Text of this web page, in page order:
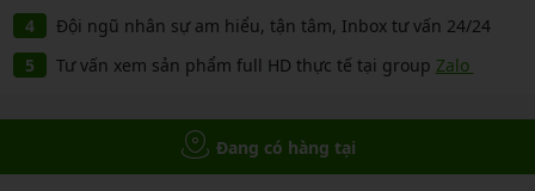
Đội ngũ nhân sự am hiểu, tận tâm, Inbox tư vấn 24/24
Tư vấn xem sản phẩm full HD thực tế tại group Zalo
Đang có hàng tại